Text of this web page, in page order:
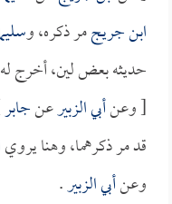
ابن جريجمر ذكره، و
حديثه بعض لين، أخرج
[ وعنأبي الزبيرعنجابر
قد مر ذكرهما، وهنا يروي
وعنأبي الزبير.